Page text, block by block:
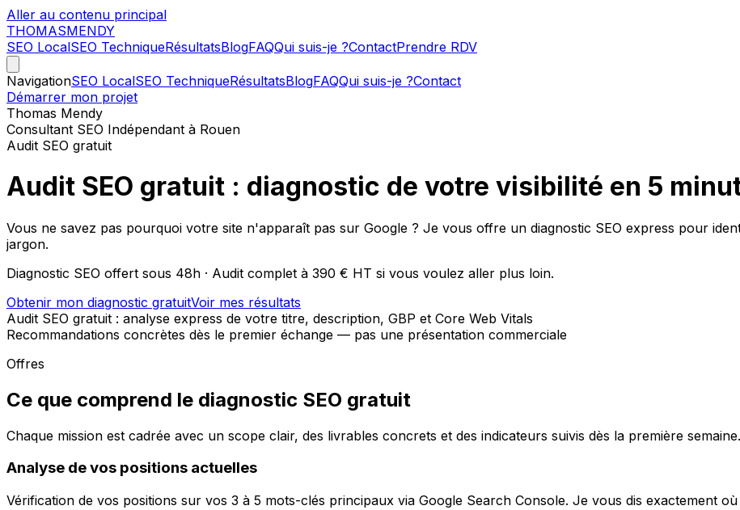
Aller au contenu principal
THOMASMENDY
SEO LocalSEO TechniqueRésultatsBlogFAQQui suis-je ?ContactPrendre RDV
NavigationSEO LocalSEO TechniqueRésultatsBlogFAQQui suis-je ?Contact
Démarrer mon projet
Thomas Mendy
Consultant SEO Indépendant à Rouen
Audit SEO gratuit
Audit SEO gratuit : diagnostic de votre visibilité en 5
Vous ne savez pas pourquoi votre site n'apparaît pas sur Google ? Je vous offre un diagnostic SEO express pour
jargon.
Diagnostic SEO offert sous 48h · Audit complet à 390 € HT si vous voulez aller plus loin.
Obtenir mon diagnostic gratuitVoir mes résultats
Audit SEO gratuit : analyse express de votre titre, description, GBP et Core Web Vitals
Recommandations concrètes dès le premier échange — pas une présentation commerciale
Offres
Ce que comprend le diagnostic SEO gratuit
Chaque mission est cadrée avec un scope clair, des livrables concrets et des indicateurs suivis dès la première semaine.
Analyse de vos positions actuelles
Vérification de vos positions sur vos 3 à 5 mots-clés principaux via Google Search Console. Je vous dis exactement